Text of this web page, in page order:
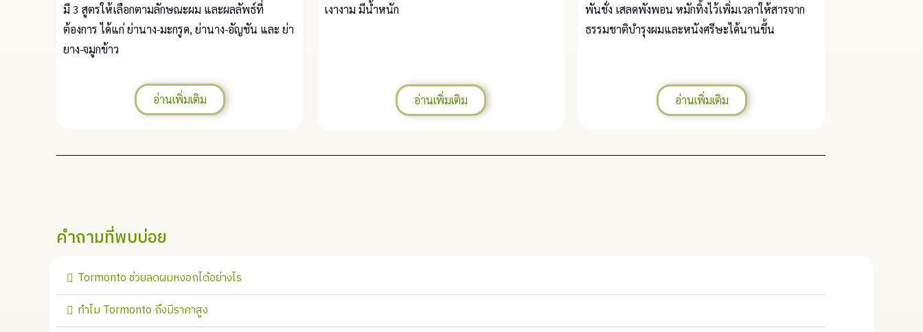
มี 3 สูตรให้เลือกตามลักษณะผม และผลลัพธ์ที่
ต้องการ ได้แก่ ย่านาง-มะกรูด, ย่านาง-อัญชัน และ ย่า
ยาง-จมูกข้าว
อ่านเพิ่มเติม
เงางาม มีน้ำหนัก
อ่านเพิ่มเติม
พันชั่ง เสลดพังพอน หมักทิ้งไว้เพิ่มเวลาให้สารจาก
ธรรมชาติบำรุงผมและหนังศรีษะได้นานขึ้น
อ่านเพิ่มเติม
คำถามที่พบบ่อย
Tormonto ช่วยลดผมหงอกได้อย่างไร
ทำไม Tormonto ถึงมีราคาสูง